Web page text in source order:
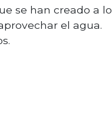
se han creado a lo
el agua.